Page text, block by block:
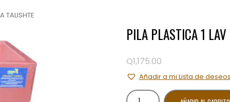
TALISHTE
PILA PLASTICA 1
Q1,175.00
Añadir a mi Lista de
PILA